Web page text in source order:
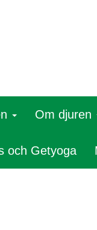
Om djuren
och Getyoga